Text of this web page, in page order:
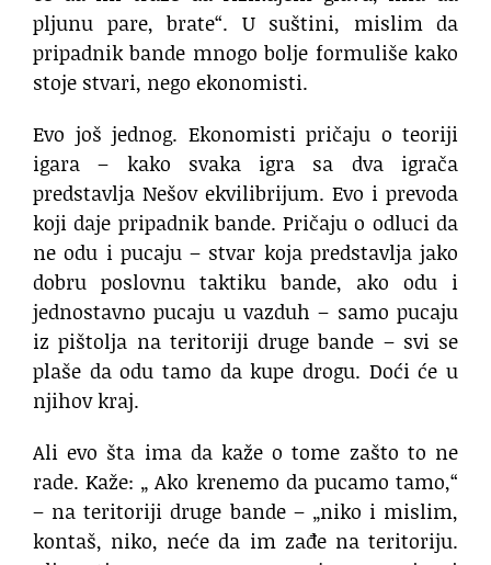
pljunu pare, brate“. U suštini, mislim da
pripadnik bande mnogo bolje formuliše kako
stoje stvari, nego ekonomisti.
Evo još jednog. Ekonomisti pričaju o teoriji
igara – kako svaka igra sa dva igrača
predstavlja Nešov ekvilibrijum. Evo i prevoda
koji daje pripadnik bande. Pričaju o odluci da
ne odu i pucaju – stvar koja predstavlja jako
dobru poslovnu taktiku bande, ako odu i
jednostavno pucaju u vazduh – samo pucaju
iz pištolja na teritoriji druge bande – svi se
plaše da odu tamo da kupe drogu. Doći će u
njihov kraj.
Ali evo šta ima da kaže o tome zašto to ne
rade. Kaže: „ Ako krenemo da pucamo tamo,“
– na teritoriji druge bande – „niko i mislim,
kontaš, niko, neće da im zađe na teritoriju.